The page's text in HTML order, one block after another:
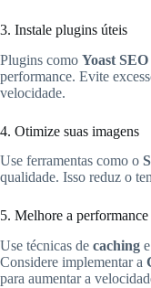
3. Instale plugins úteis
Plugins como Yoast SEO
performance. Evite
velocidade.
4. Otimize suas imagens
Use ferramentas como o
qualidade. Isso reduz o
5. Melhore a
Use técnicas de caching
Considere implementar a
para aumentar a